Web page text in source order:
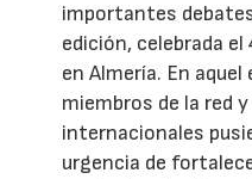
importantes
edición, celebrada
en Almería. En
miembros de la red
internacionales
urgencia de